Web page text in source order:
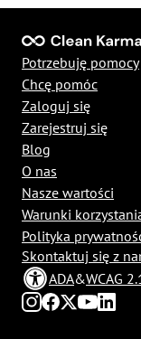
ADA&WCAG
Potrzebuję pomocy
Chcę pomóc
Zaloguj się
Zarejestruj się
Blog
O nas
Nasze wartości
Warunki
Polityka
Skontaktuj się z